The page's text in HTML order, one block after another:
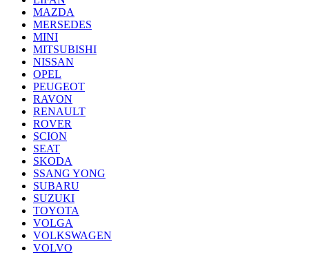
MAZDA
MERSEDES
MINI
MITSUBISHI
NISSAN
OPEL
PEUGEOT
RAVON
RENAULT
ROVER
SCION
SEAT
SKODA
SSANG YONG
SUBARU
SUZUKI
TOYOTA
VOLGA
VOLKSWAGEN
VOLVO